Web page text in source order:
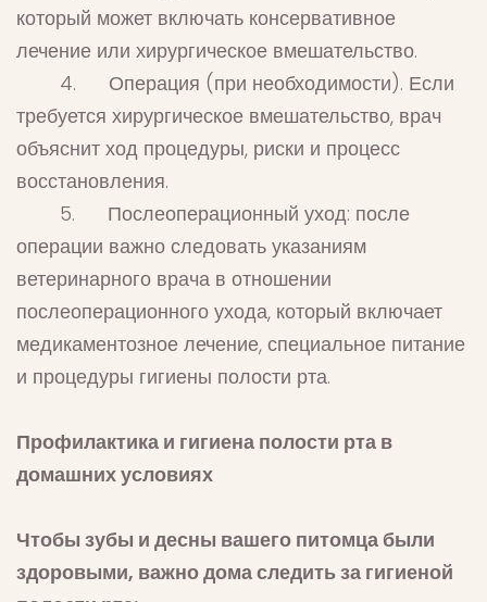
который может включать консервативное
лечение или хирургическое вмешательство.
4. Операция (при необходимости). Если
требуется хирургическое вмешательство, врач
объяснит ход процедуры, риски и процесс
восстановления.
5. Послеоперационный уход: после
операции важно следовать указаниям
ветеринарного врача в отношении
послеоперационного ухода, который включает
медикаментозное лечение, специальное питание
и процедуры гигиены полости рта.
Профилактика и гигиена полости рта в
домашних условиях
Чтобы зубы и десны вашего питомца были
здоровыми, важно дома следить за гигиеной